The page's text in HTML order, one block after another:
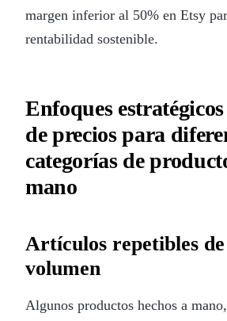
margen inferior al 50% en Etsy
rentabilidad sostenible.
Enfoques
de precios para
categorías de
mano
Artículos repetibles
volumen
Algunos productos hechos a